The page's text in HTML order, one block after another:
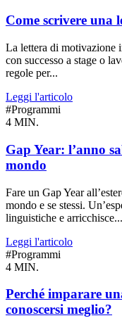
Come scrivere una
La lettera di motivazione
con successo a stage o
regole per...
Leggi l'articolo
#Programmi
4 MIN.
Gap Year: l’anno
mondo
Fare un Gap Year
mondo e se stessi.
linguistiche e arricchisce...
Leggi l'articolo
#Programmi
4 MIN.
Perché imparare
conoscersi meglio?